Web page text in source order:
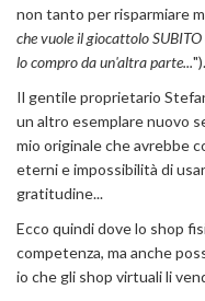
non tanto per risparmiare
che vuole il giocattolo SUBITO
lo compro da un'altra parte...").
Il gentile proprietario
un altro esemplare nuovo
mio originale che avrebbe
eterni e impossibilità di
gratitudine...
Ecco quindi dove lo shop
competenza, ma anche
io che gli shop virtuali li